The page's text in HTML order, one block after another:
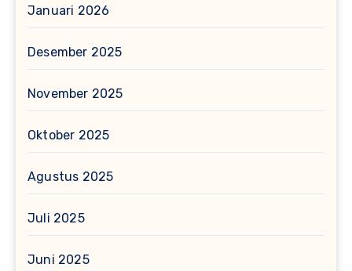
Januari 2026
Desember 2025
November 2025
Oktober 2025
Agustus 2025
Juli 2025
Juni 2025